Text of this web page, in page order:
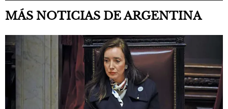
MÁS NOTICIAS DE ARGENTINA